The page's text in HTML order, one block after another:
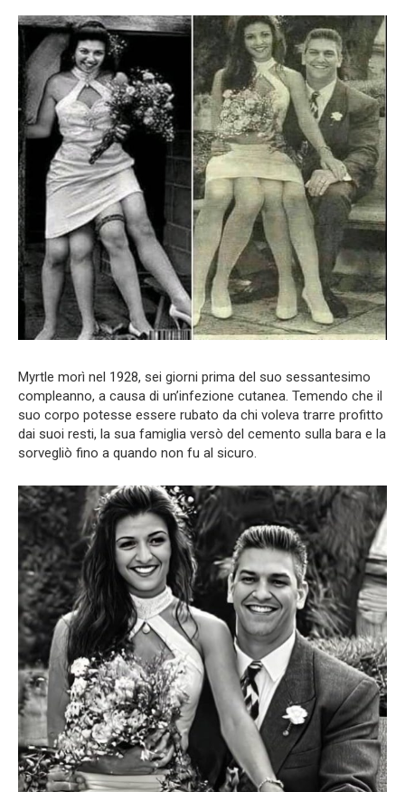
Myrtle morì nel 1928, sei giorni prima del suo sessantesimo
compleanno, a causa di un’infezione cutanea. Temendo che il
suo corpo potesse essere rubato da chi voleva trarre profitto
dai suoi resti, la sua famiglia versò del cemento sulla bara e la
sorvegliò fino a quando non fu al sicuro.